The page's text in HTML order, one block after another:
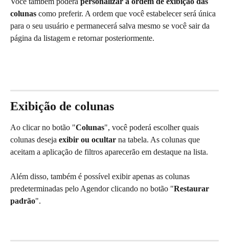
colunas como preferir. A ordem que você estabelecer será única
para o seu usuário e permanecerá salva mesmo se você sair da
página da listagem e retornar posteriormente.
Exibição de colunas
Ao clicar no botão "Colunas", você poderá escolher quais
colunas deseja exibir ou ocultar na tabela. As colunas que
aceitam a aplicação de filtros aparecerão em destaque na lista.
Além disso, também é possível exibir apenas as colunas
predeterminadas pelo Agendor clicando no botão "Restaurar
padrão".